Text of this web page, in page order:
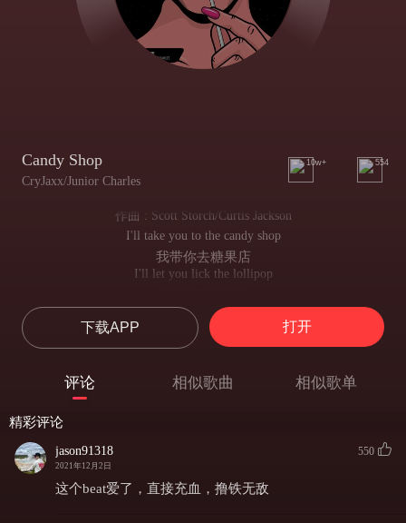
Candy Shop
CryJaxx/Junior Charles
10w+ 554
作曲 : Scott Storch/Curtis Jackson
I'll take you to the candy shop
我带你去糖果店
I'll let you lick the lollipop
Go ahead girl don't you stop
去吧女孩别停
Keep going until you hit the spot whoa
I'll take you to the candy shop
去吧女孩别停
下载APP 打开
评论 相似歌曲 相似歌单
精彩评论
jason91318
2021年12月2日
550
这个beat爱了，直接充血，撸铁无敌